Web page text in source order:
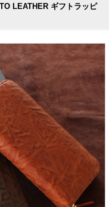
LEATHER ギフトラッピ